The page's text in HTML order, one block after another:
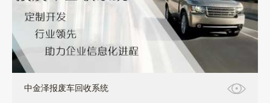
软件定制
中金泽报废车回收系统